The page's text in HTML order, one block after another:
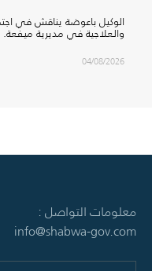
الوكيل باعوضة يناقش في
والعلاجية في مديرية ميفعة.
04/08/2026
معلومات التواصل :
info@shabwa-gov.com